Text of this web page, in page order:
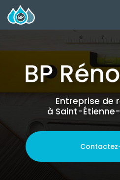
au
contenu
principal
Entreprise de
à Saint-